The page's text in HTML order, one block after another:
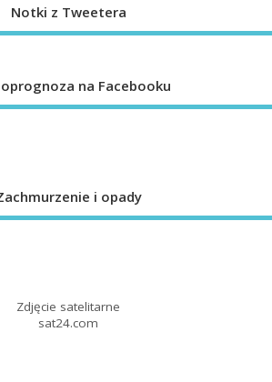
Notki z Tweetera
na Facebooku
i opady
Zdjęcie satelitarne
sat24.com